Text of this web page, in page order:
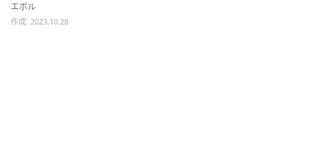
エボル
作成: 2023.10.28